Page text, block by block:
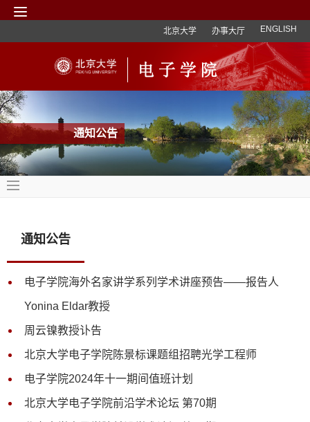
北京大学 办事大厅 ENGLISH
通知公告
通知公告
电子学院海外名家讲学系列学术讲座预告——报告人
Yonina Eldar教授
周云镍教授讣告
北京大学电子学院陈景标课题组招聘光学工程师
电子学院2024年十一期间值班计划
北京大学电子学院前沿学术论坛 第70期